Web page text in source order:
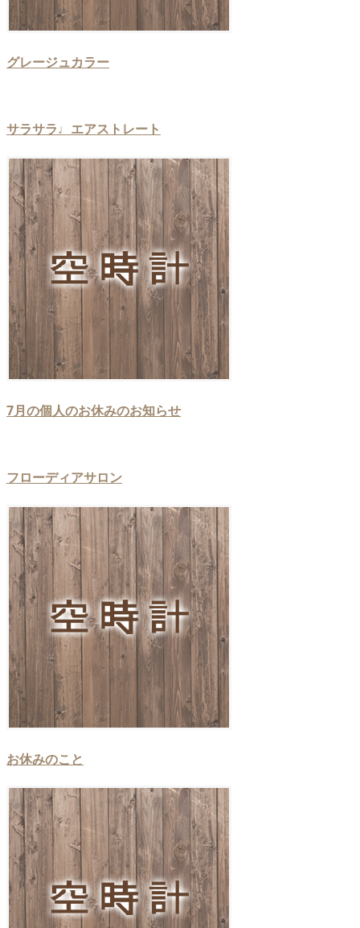
グレージュカラー
サラサラ♩エアストレート
7月の個人のお休みのお知らせ
フローディアサロン
お休みのこと